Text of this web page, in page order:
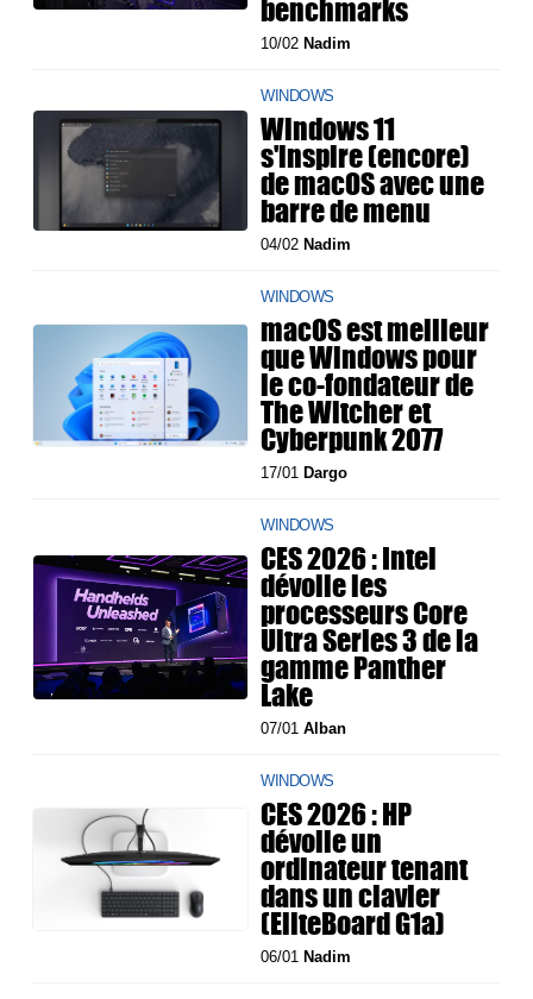
benchmarks
10/02 Nadim
WINDOWS
Windows 11
s'inspire (encore)
de macOS avec une
barre de menu
04/02 Nadim
WINDOWS
macOS est meilleur
que Windows pour
le co-fondateur de
The Witcher et
Cyberpunk 2077
17/01 Dargo
WINDOWS
CES 2026 : Intel
dévoile les
processeurs Core
Ultra Series 3 de la
gamme Panther
Lake
07/01Alban
WINDOWS
CES 2026 : HP
dévoile un
ordinateur tenant
dans un clavier
(EliteBoard G1a)
06/01 Nadim